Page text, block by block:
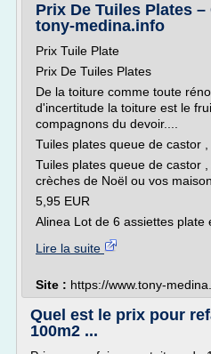
Prix De Tuiles Plates –
tony-medina.info
Prix Tuile Plate
Prix De Tuiles Plates
De la toiture comme toute
d'incertitude la toiture est le
compagnons du devoir....
Tuiles plates queue de castor ,
Tuiles plates queue de castor
crèches de Noël ou vos
5,95 EUR
Alinea Lot de 6 assiettes plate
Lire la suite
Site : https://www.tony-
Quel est le prix pour
100m2 ...